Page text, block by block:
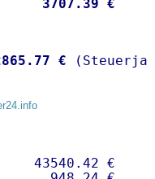
3707.39 €
€
43540.42 €